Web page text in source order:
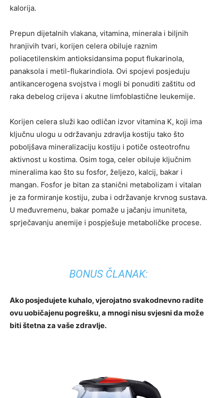
kalorija.
Prepun dijetalnih vlakana, vitamina, minerala i biljnih
hranjivih tvari, korijen celera obiluje raznim
poliacetilenskim antioksidansima poput flukarinola,
panaksola i metil-flukarindiola. Ovi spojevi posjeduju
antikancerogena svojstva i mogli bi ponuditi zaštitu od
raka debelog crijeva i akutne limfoblastične leukemije.
Korijen celera služi kao odličan izvor vitamina K, koji ima
ključnu ulogu u održavanju zdravlja kostiju tako što
poboljšava mineralizaciju kostiju i potiče osteotrofnu
aktivnost u kostima. Osim toga, celer obiluje ključnim
mineralima kao što su fosfor, željezo, kalcij, bakar i
mangan. Fosfor je bitan za stanični metabolizam i vitalan
je za formiranje kostiju, zuba i održavanje krvnog sustava.
U međuvremenu, bakar pomaže u jačanju imuniteta,
sprječavanju anemije i pospješuje metaboličke procese.
BONUS ČLANAK:
Ako posjedujete kuhalo, vjerojatno svakodnevno radite
ovu uobičajenu pogrešku, a mnogi nisu svjesni da može
biti štetna za vaše zdravlje.